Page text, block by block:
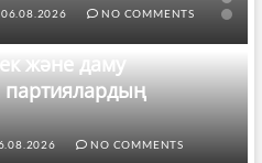
06.08.2026 NO COMMENTS
және даму
NO COMMENTS